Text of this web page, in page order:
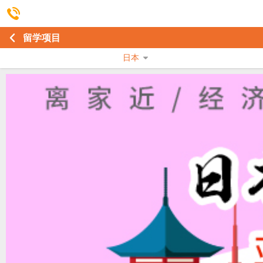
留学项目
日本